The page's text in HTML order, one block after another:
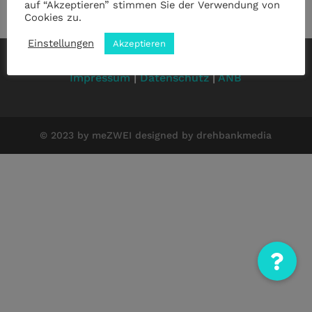
Impressum|Datenschutz|ANB
© 2023 by meZWEI designed by drehbankmedia
auf “Akzeptieren” stimmen Sie der Verwendung von
Cookies zu.
Einstellungen Akzeptieren